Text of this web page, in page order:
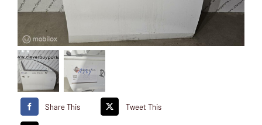
Share This Tweet This